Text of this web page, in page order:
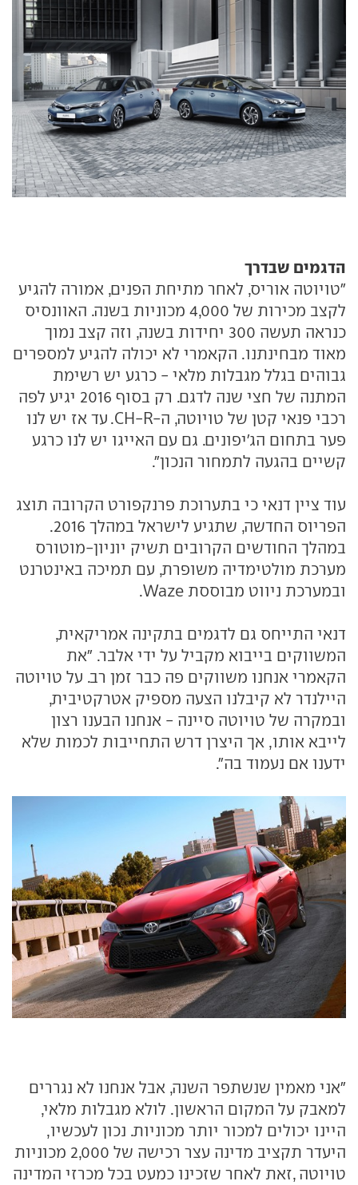
הדגמים שבדרך
"טויוטה אוריס, לאחר מתיחת הפנים, אמורה להגיע
לקצב מכירות של 4,000 מכוניות בשנה. האוונסיס
כנראה תעשה 300 יחידות בשנה, וזה קצב נמוך
מאוד מבחינתנו. הקאמרי לא יכולה להגיע למספרים
גבוהים בגלל מגבלות מלאי - כרגע יש רשימת
המתנה של חצי שנה לדגם. רק בסוף 2016 יגיע לפה
רכבי פנאי קטן של טויוטה, ה-CH-R. עד אז יש לנו
פער בתחום הג'יפונים. גם עם האייגו יש לנו כרגע
קשיים בהגעה לתמחור הנכון".
עוד ציין דנאי כי בתערוכת פרנקפורט הקרובה תוצג
הפריוס החדשה, שתגיע לישראל במהלך 2016.
במהלך החודשים הקרובים תשיק יוניון-מוטורס
מערכת מולטימדיה משופרת, עם תמיכה באינטרנט
ובמערכת ניווט מבוססת Waze.
דנאי התייחס גם לדגמים בתקינה אמריקאית,
המשווקים בייבוא מקביל על ידי אלבר. "את
הקאמרי אנחנו משווקים פה כבר זמן רב. על טויוטה
היילנדר לא קיבלנו הצעה מספיק אטרקטיבית,
ובמקרה של טויוטה סיינה - אנחנו הבענו רצון
לייבא אותו, אך היצרן דרש התחייבות לכמות שלא
ידענו אם נעמוד בה".
"אני מאמין שנשתפר השנה, אבל אנחנו לא נגררים
למאבק על המקום הראשון. לולא מגבלות מלאי,
היינו יכולים למכור יותר מכוניות. נכון לעכשיו,
היעדר תקציב מדינה עצר רכישה של 2,000 מכוניות
טויוטה ,זאת לאחר שזכינו כמעט בכל מכרזי המדינה